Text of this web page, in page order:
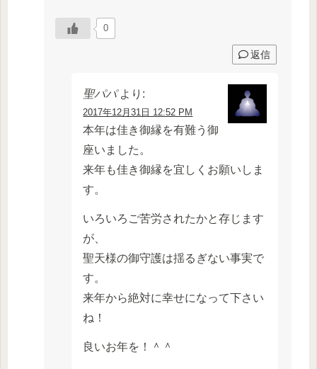
0
返信
聖パパ より:
2017年12月31日 12:52 PM
本年は佳き御縁を有難う御
座いました。
来年も佳き御縁を宜しくお願いしま
す。
いろいろご苦労されたかと存じます
が、
聖天様の御守護は揺るぎない事実で
す。
来年から絶対に幸せになって下さい
ね！
良いお年を！＾＾